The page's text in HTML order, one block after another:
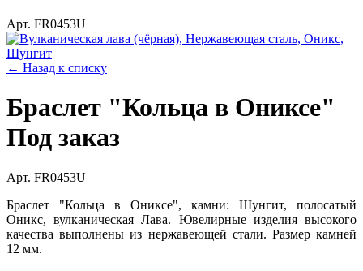
Арт. FR0453U
← Назад к списку
Браслет "Кольца в Ониксе"
Под заказ
Арт. FR0453U
Браслет "Кольца в Ониксе", камни: Шунгит, полосатый
Оникс, вулканическая Лава. Ювелирные изделия высокого
качества выполнены из нержавеющей стали. Размер камней
12 мм.